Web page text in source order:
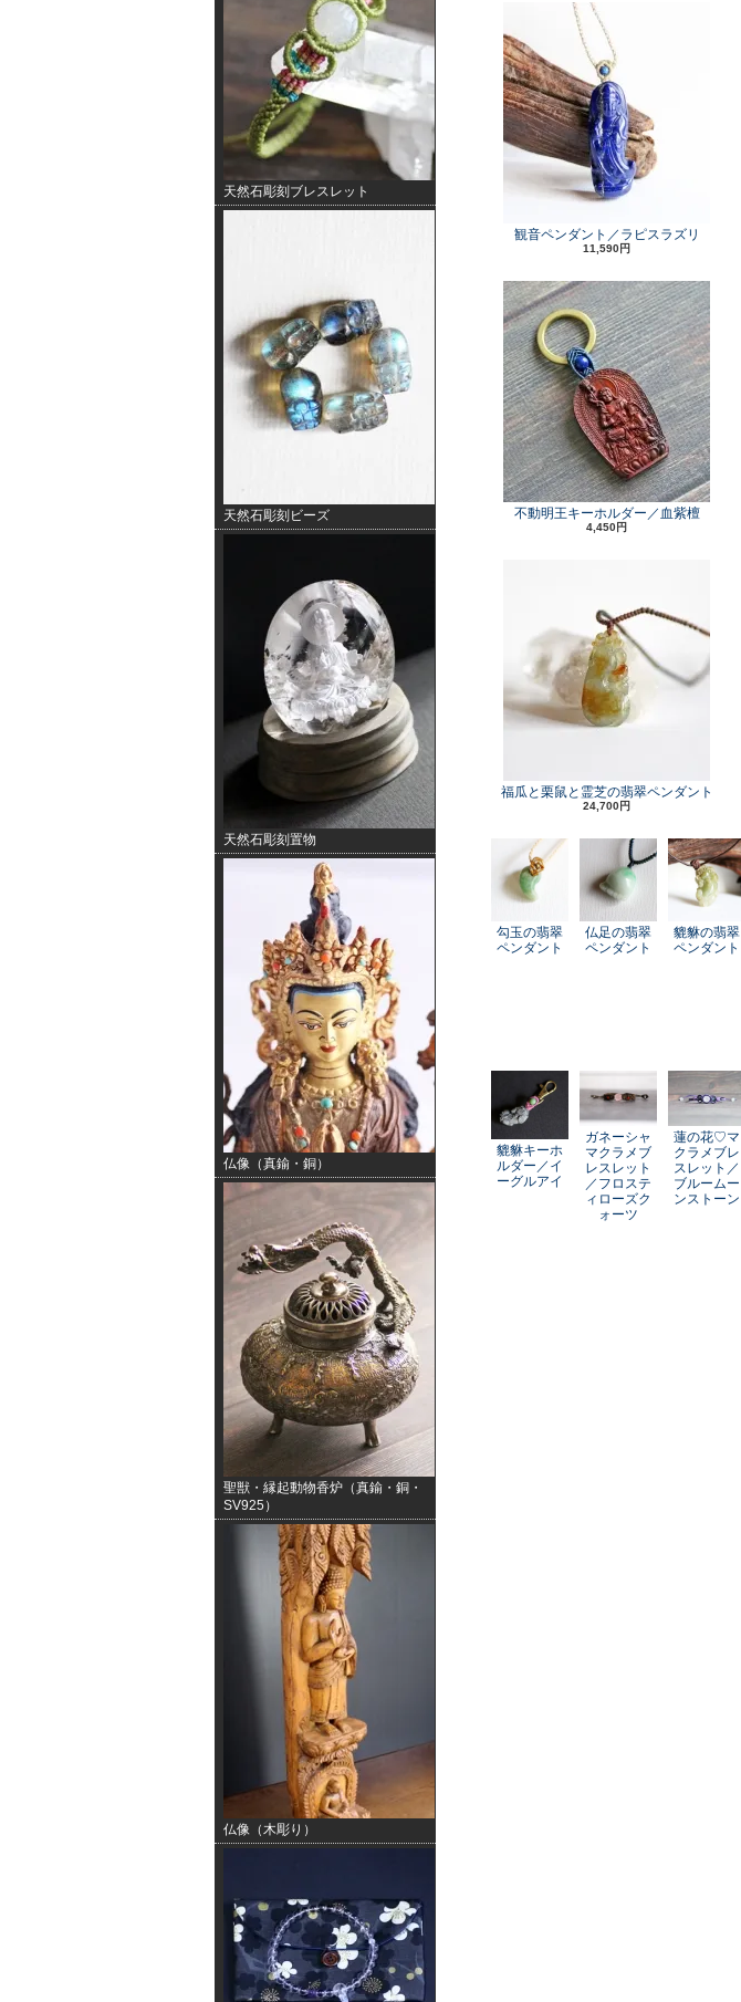
天然石彫刻ブレスレット
天然石彫刻ビーズ
天然石彫刻置物
仏像（真鍮・銅）
聖獣・縁起動物香炉（真鍮・銅・
SV925）
仏像（木彫り）
観音ペンダント／ラピスラズリ
11,590円
不動明王キーホルダー／血紫檀
4,450円
福瓜と栗鼠と霊芝の翡翠ペンダント
24,700円
勾玉の翡翠
ペンダント
仏足の翡翠
ペンダント
貔貅の翡翠
ペンダント
貔貅キーホ
ルダー／イ
ーグルアイ
ガネーシャ
マクラメブ
レスレット
／フロステ
ィローズク
ォーツ
蓮の花♡マ
クラメブレ
スレット／
ブルームー
ンストーン